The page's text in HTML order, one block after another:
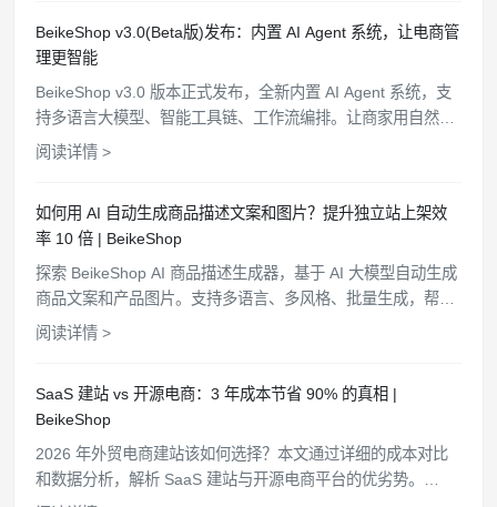
BeikeShop v3.0(Beta版)发布：内置 AI Agent 系统，让电商管
理更智能
BeikeShop v3.0 版本正式发布，全新内置 AI Agent 系统，支
持多语言大模型、智能工具链、工作流编排。让商家用自然语
言管理商品、查询订单、分析客户，电商管理从此更简单高
阅读详情 >
如何用 AI 自动生成商品描述文案和图片？提升独立站上架效
率 10 倍 | BeikeShop
探索 BeikeShop AI 商品描述生成器，基于 AI 大模型自动生成
商品文案和产品图片。支持多语言、多风格、批量生成，帮助
电商卖家快速上架商品，提升运营效率。
阅读详情 >
SaaS 建站 vs 开源电商：3 年成本节省 90% 的真相 |
BeikeShop
2026 年外贸电商建站该如何选择？本文通过详细的成本对比
和数据分析，解析 SaaS 建站与开源电商平台的优劣势。